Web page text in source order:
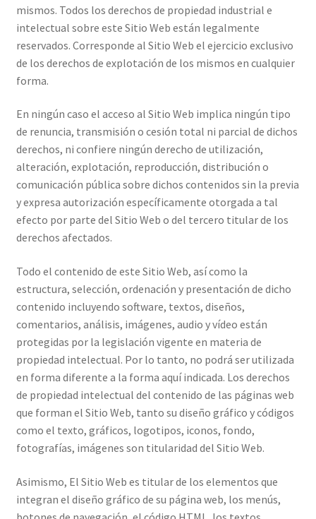
mismos. Todos los derechos de propiedad industrial e
intelectual sobre este Sitio Web están legalmente
reservados. Corresponde al Sitio Web el ejercicio exclusivo
de los derechos de explotación de los mismos en cualquier
forma.
En ningún caso el acceso al Sitio Web implica ningún tipo
de renuncia, transmisión o cesión total ni parcial de dichos
derechos, ni confiere ningún derecho de utilización,
alteración, explotación, reproducción, distribución o
comunicación pública sobre dichos contenidos sin la previa
y expresa autorización específicamente otorgada a tal
efecto por parte del Sitio Web o del tercero titular de los
derechos afectados.
Todo el contenido de este Sitio Web, así como la
estructura, selección, ordenación y presentación de dicho
contenido incluyendo software, textos, diseños,
comentarios, análisis, imágenes, audio y vídeo están
protegidas por la legislación vigente en materia de
propiedad intelectual. Por lo tanto, no podrá ser utilizada
en forma diferente a la forma aquí indicada. Los derechos
de propiedad intelectual del contenido de las páginas web
que forman el Sitio Web, tanto su diseño gráfico y códigos
como el texto, gráficos, logotipos, iconos, fondo,
fotografías, imágenes son titularidad del Sitio Web.
Asimismo, El Sitio Web es titular de los elementos que
integran el diseño gráfico de su página web, los menús,